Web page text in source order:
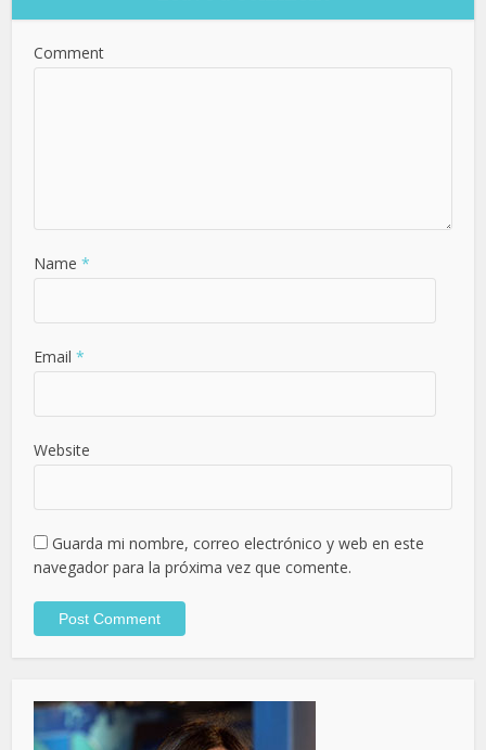
Comment
Name *
Email *
Website
Guarda mi nombre, correo electrónico y web en este
navegador para la próxima vez que comente.